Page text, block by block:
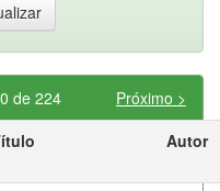
de 224
Próximo >
Autor